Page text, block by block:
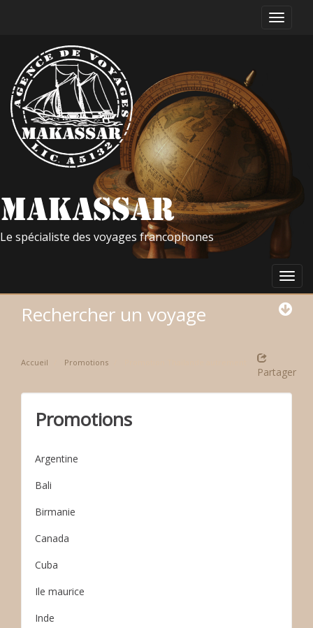
Le spécialiste des voyages francophones
Rechercher un voyage
Accueil Promotions
Partager
Promotions
Argentine
Bali
Birmanie
Canada
Cuba
Ile maurice
Inde